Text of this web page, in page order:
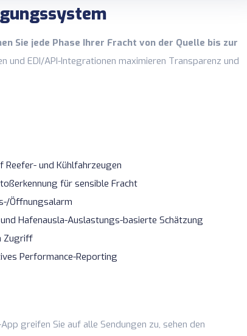
Sie jede Phase Ihrer Fracht von der Quelle bis zur
und EDI/API-Integrationen maximieren Transparenz und
und Kühlfahrzeugen
für sensible Fracht
Öffnungsalarm
Hafenausla-Auslastungs-basierte Schätzung
Zugriff
Performance-Reporting
greifen Sie auf alle Sendungen zu, sehen den